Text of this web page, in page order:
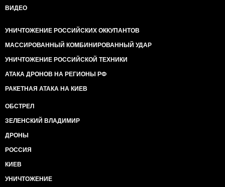
ВИДЕО
УНИЧТОЖЕНИЕ РОССИЙСКИХ ОККУПАНТОВ
МАССИРОВАННЫЙ КОМБИНИРОВАННЫЙ УДАР
УНИЧТОЖЕНИЕ РОССИЙСКОЙ ТЕХНИКИ
АТАКА ДРОНОВ НА РЕГИОНЫ РФ
РАКЕТНАЯ АТАКА НА КИЕВ
ОБСТРЕЛ
ЗЕЛЕНСКИЙ ВЛАДИМИР
ДРОНЫ
РОССИЯ
КИЕВ
УНИЧТОЖЕНИЕ